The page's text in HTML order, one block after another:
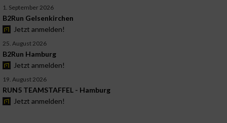
1. September 2026
B2Run Gelsenkirchen
Jetzt anmelden!
25. August 2026
B2Run Hamburg
Jetzt anmelden!
19. August 2026
RUN5 TEAMSTAFFEL - Hamburg
Jetzt anmelden!